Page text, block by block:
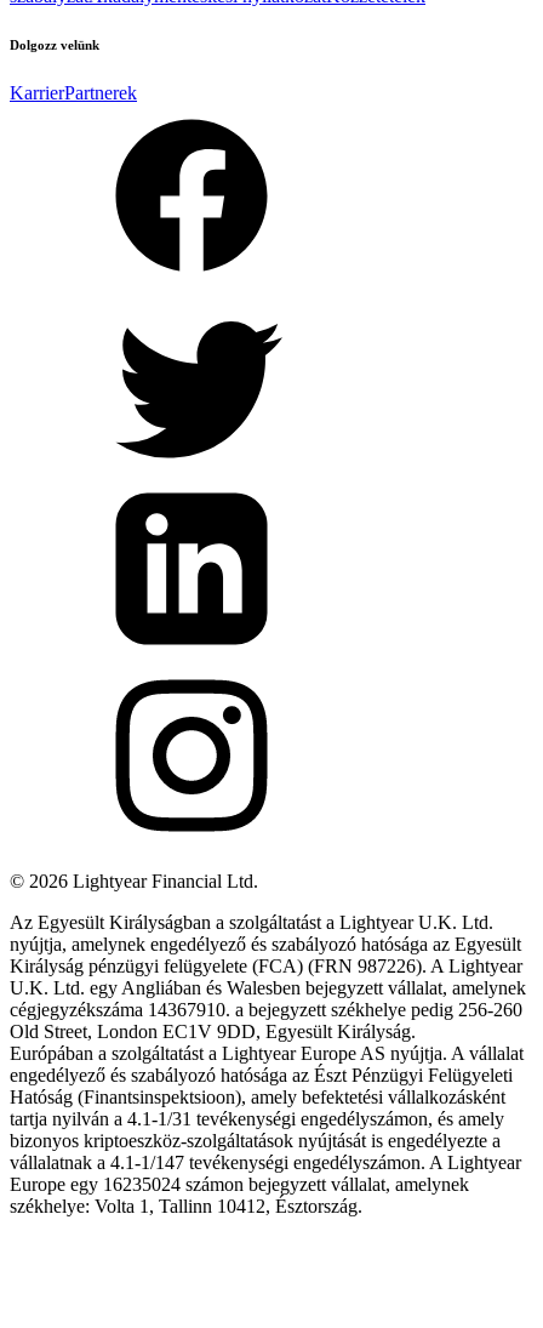
Dolgozz velünk
KarrierPartnerek
© 2026 Lightyear Financial Ltd.
Az Egyesült Királyságban a szolgáltatást a Lightyear U.K. Ltd.
nyújtja, amelynek engedélyező és szabályozó hatósága az Egyesült
Királyság pénzügyi felügyelete (FCA) (FRN 987226). A Lightyear
U.K. Ltd. egy Angliában és Walesben bejegyzett vállalat, amelynek
cégjegyzékszáma 14367910. a bejegyzett székhelye pedig 256-260
Old Street, London EC1V 9DD, Egyesült Királyság.
Európában a szolgáltatást a Lightyear Europe AS nyújtja. A vállalat
engedélyező és szabályozó hatósága az Észt Pénzügyi Felügyeleti
Hatóság (Finantsinspektsioon), amely befektetési vállalkozásként
tartja nyilván a 4.1-1/31 tevékenységi engedélyszámon, és amely
bizonyos kriptoeszköz-szolgáltatások nyújtását is engedélyezte a
vállalatnak a 4.1-1/147 tevékenységi engedélyszámon. A Lightyear
Europe egy 16235024 számon bejegyzett vállalat, amelynek
székhelye: Volta 1, Tallinn 10412, Észtország.